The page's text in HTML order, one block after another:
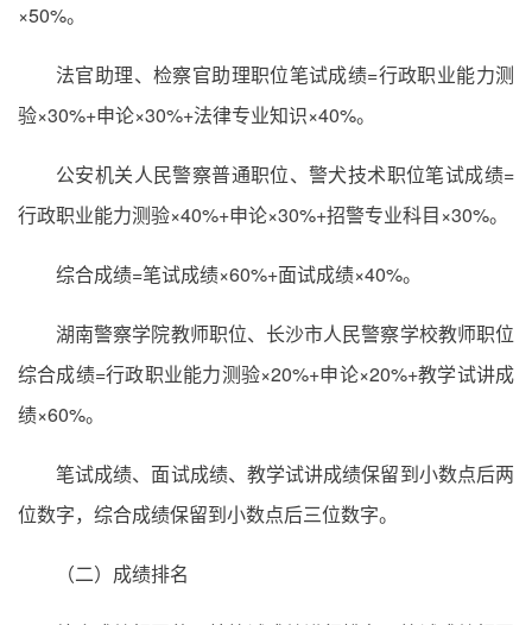
×50%。
法官助理、检察官助理职位笔试成绩=行政职业能力测
验×30%+申论×30%+法律专业知识×40%。
公安机关人民警察普通职位、警犬技术职位笔试成绩=
行政职业能力测验×40%+申论×30%+招警专业科目×30%。
综合成绩=笔试成绩×60%+面试成绩×40%。
湖南警察学院教师职位、长沙市人民警察学校教师职位
综合成绩=行政职业能力测验×20%+申论×20%+教学试讲成
绩×60%。
笔试成绩、面试成绩、教学试讲成绩保留到小数点后两
位数字，综合成绩保留到小数点后三位数字。
（二）成绩排名